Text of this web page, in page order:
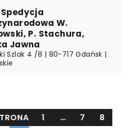
Spedycja
W.
P. Stachura,
Jawna
Szlak 4 /8 | 80-717 Gdańsk |
1 … 7
8